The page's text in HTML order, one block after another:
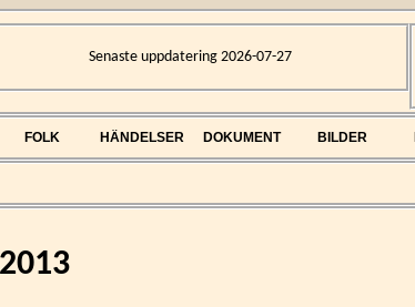
Senaste uppdatering 2026-07-27
FOLK HÄNDELSER DOKUMENT BILDER